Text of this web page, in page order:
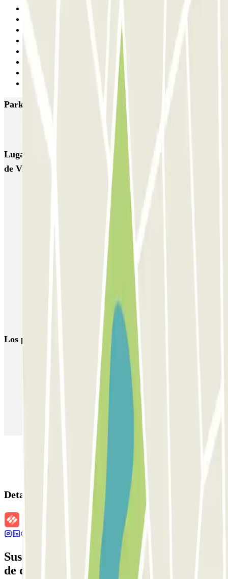
Parkings más valorados en Vincennes
INDIGO Marigny Château
Lugares y eventos interesantes cerca de INDIGO Coeur
de Ville
Parkings cerca del Castillo de Vincennes
Encuentra y reserva tu Park and Ride cerca de París
Parkings cerca de la Estación de Bercy
Aparcar cerca del UGC Ciné Cité Bercy Paris
Aparcar cerca de la Universidad de París - Campus Grands
Aparcar cerca de la Universidad de París - Campus Grands
Aparcar cerca del cine MK2 Bibliothèque
Los parkings más reservados
Parking en Barcelona
Parking en Sants - Estación de Barcelona
Detalles de la reserva
Suscríbete a nuestra newsletter y entérate
de descuentos, sorteos y otras muchas